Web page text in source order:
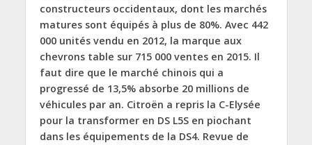
constructeurs occidentaux, dont les marchés
matures sont équipés à plus de 80%. Avec 442
000 unités vendu en 2012, la marque aux
chevrons table sur 715 000 ventes en 2015. Il
faut dire que le marché chinois qui a
progressé de 13,5% absorbe 20 millions de
véhicules par an. Citroën a repris la C-Elysée
pour la transformer en DS L5S en piochant
dans les équipements de la DS4. Revue de